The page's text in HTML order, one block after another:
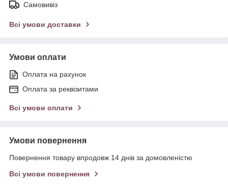
Самовивіз
Всі умови доставки
Умови оплати
Оплата на рахунок
Оплата за реквізитами
Всі умови оплати
Умови повернення
Повернення товару впродовж 14 днів за домовленістю
Всі умови повернення